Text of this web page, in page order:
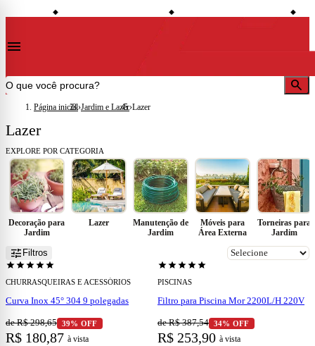
shopping_bagCompre no site e retire na loja credit_cardTodo o site em até 5x sem juros local_shipping
menu
search
Página inicial ›Jardim e Lazer›Lazer
Lazer
EXPLORE POR CATEGORIA
Decoração para
Jardim
Lazer
Manutenção de
Jardim
Móveis para
Área Externa
Torneiras para
Jardim
tune Filtros
starstarstarstarstar
CHURRASQUEIRAS E ACESSÓRIOS
Curva Inox 45° 304 9 polegadas
de R$ 298,65 39% OFF
R$ 180,87 à vista
add
starstarstarstarstar
PISCINAS
Filtro para Piscina Mor 2200L/H 220V
de R$ 387,54 34% OFF
R$ 253,90 à vista